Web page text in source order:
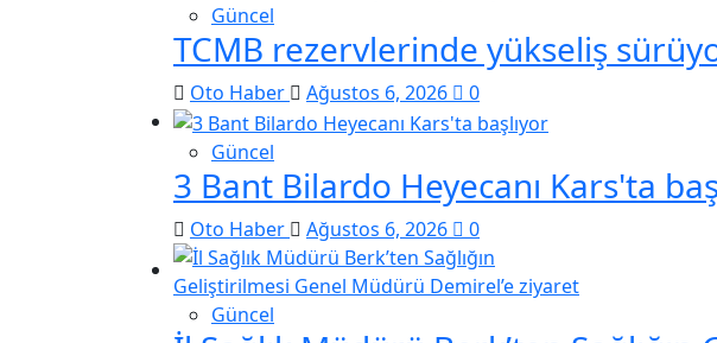
Güncel
TCMB rezervlerinde yükseliş
Oto Haber Ağustos 6, 2026 0
Güncel
3 Bant Bilardo Heyecanı Kars'ta
Oto Haber Ağustos 6, 2026 0
Güncel